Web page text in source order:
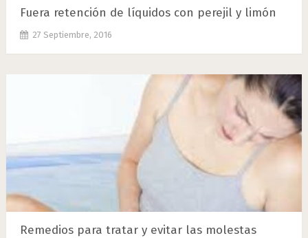
Fuera retención de líquidos con perejil y limón
27 Septiembre, 2016
Remedios para tratar y evitar las molestas